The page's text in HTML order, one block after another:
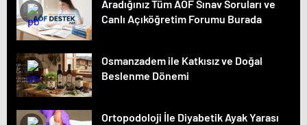
Aradığınız Tüm AÖF Sınav Soruları ve
Canlı Açıköğretim Forumu Burada
Osmanzadem ile Katkısız ve Doğal
Beslenme Dönemi
Ortopodoloji İle Diyabetik Ayak Yarası